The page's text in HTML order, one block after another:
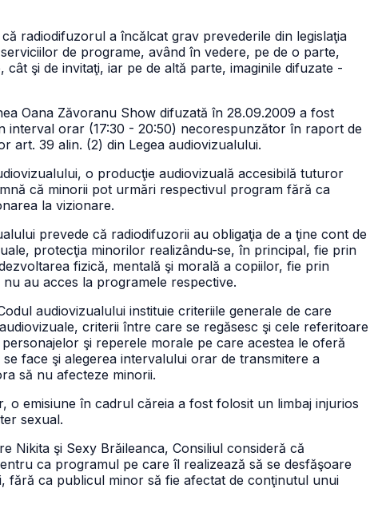
radiodifuzorul a încălcat grav prevederile din legislaţia
de programe, având în vedere, pe de o parte,
şi de invitaţi, iar pe de altă parte, imaginile difuzate -
Oana Zăvoranu Show difuzată în 28.09.2009 a fost
interval orar (17:30 - 20:50) necorespunzător în raport de
art. 39 alin. (2) din Legea audiovizualului.
o producţie audiovizuală accesibilă tuturor
că minorii pot urmări respectivul program fără ca
la vizionare.
prevede că radiodifuzorii au obligaţia de a ţine cont de
protecţia minorilor realizându-se, în principal, fie prin
fizică, mentală şi morală a copiilor, fie prin
au acces la programele respective.
audiovizualului instituie criteriile generale de care
criterii între care se regăsesc şi cele referitoare
şi reperele morale pe care acestea le oferă
face şi alegerea intervalului orar de transmitere a
să nu afecteze minorii.
emisiune în cadrul căreia a fost folosit un limbaj injurios
sexual.
Nikita şi Sexy Brăileanca, Consiliul consideră că
ca programul pe care îl realizează să se desfăşoare
fără ca publicul minor să fie afectat de conţinutul unui